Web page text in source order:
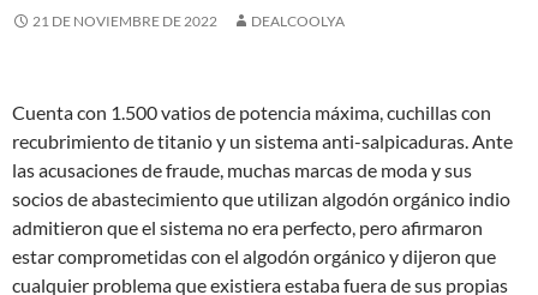
21 DE NOVIEMBRE DE 2022 DEALCOOLYA
Cuenta con 1.500 vatios de potencia máxima, cuchillas con
recubrimiento de titanio y un sistema anti-salpicaduras. Ante
las acusaciones de fraude, muchas marcas de moda y sus
socios de abastecimiento que utilizan algodón orgánico indio
admitieron que el sistema no era perfecto, pero afirmaron
estar comprometidas con el algodón orgánico y dijeron que
cualquier problema que existiera estaba fuera de sus propias